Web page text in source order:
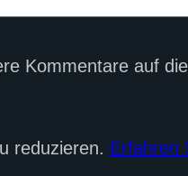
Kommentare auf
reduzieren. Erfahren